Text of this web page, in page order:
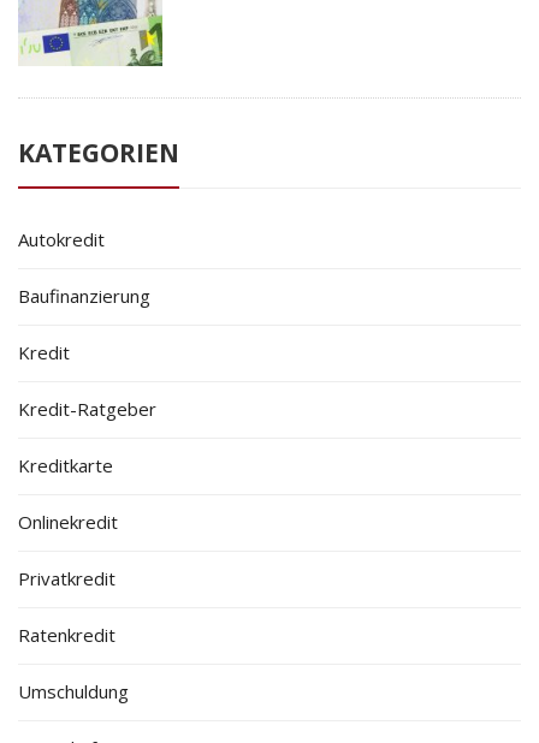
KATEGORIEN
Autokredit
Baufinanzierung
Kredit
Kredit-Ratgeber
Kreditkarte
Onlinekredit
Privatkredit
Ratenkredit
Umschuldung